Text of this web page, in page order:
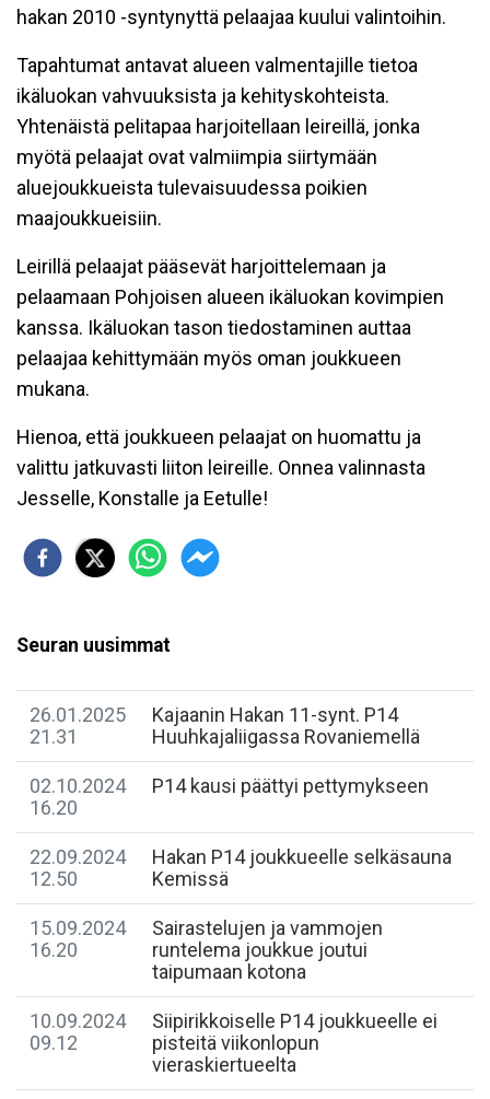
hakan 2010 -syntynyttä pelaajaa kuului valintoihin.
Tapahtumat antavat alueen valmentajille tietoa
ikäluokan vahvuuksista ja kehityskohteista.
Yhtenäistä pelitapaa harjoitellaan leireillä, jonka
myötä pelaajat ovat valmiimpia siirtymään
aluejoukkueista tulevaisuudessa poikien
maajoukkueisiin.
Leirillä pelaajat pääsevät harjoittelemaan ja
pelaamaan Pohjoisen alueen ikäluokan kovimpien
kanssa. Ikäluokan tason tiedostaminen auttaa
pelaajaa kehittymään myös oman joukkueen
mukana.
Hienoa, että joukkueen pelaajat on huomattu ja
valittu jatkuvasti liiton leireille. Onnea valinnasta
Jesselle, Konstalle ja Eetulle!
Seuran uusimmat
26.01.2025
21.31
Kajaanin Hakan 11-synt. P14
Huuhkajaliigassa Rovaniemellä
02.10.2024
16.20
P14 kausi päättyi pettymykseen
22.09.2024
12.50
​Hakan P14 joukkueelle selkäsauna
Kemissä
15.09.2024
16.20
​Sairastelujen ja vammojen
runtelema joukkue joutui
taipumaan kotona
10.09.2024
09.12
​Siipirikkoiselle P14 joukkueelle ei
pisteitä viikonlopun
vieraskiertueelta